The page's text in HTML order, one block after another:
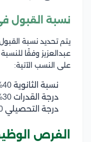
نسبة القبول
يتم تحديد نسبة
عبدالعزيز وفقًا
على النسب الآتية:
نسبة الثانوية 40%
درجة القدرات 30%
درجة التحصيلي 30%
الفرص